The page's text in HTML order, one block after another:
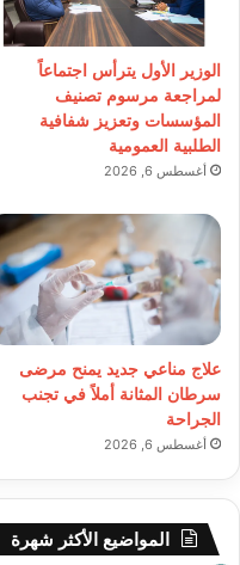
الوزير الأول يترأس اجتماعاً
لمراجعة مرسوم تصنيف
المؤسسات وتعزيز شفافية
الطلبية العمومية
أغسطس 6, 2026
علاج مناعي جديد يمنح مرضى
سرطان المثانة أملاً في تجنب
الجراحة
أغسطس 6, 2026
المواضيع الأكثر شهرة